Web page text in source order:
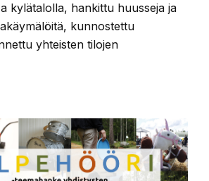
kylätalolla, hankittu huusseja ja
kunnostettu
yhteisten tilojen